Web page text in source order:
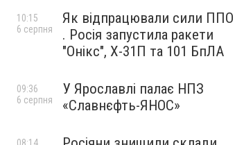
Як відпрацювали сили ППО
. Росія запустила ракети
"Онікс", Х-31П та 101 БпЛА
10:15
6 серпня
У Ярославлі палає НПЗ
«Славнєфть-ЯНОС»
09:36
6 серпня